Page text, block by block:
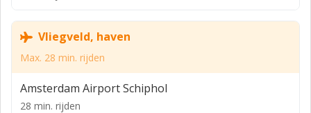
5 jaar, flexibele termijnen zijn bespreekbaar.
Huurprijsbetaling
In kwartaal of maand termijnen bij vooruitbetaling te
voldoen.
Vliegveld, haven
Max. 28 min. rijden
Amsterdam Airport Schiphol
28 min. rijden